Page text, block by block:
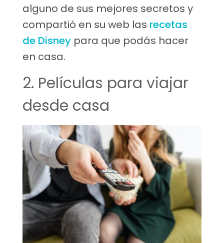
alguno de sus mejores secretos y
compartió en su web las recetas
de Disney para que podás hacer
en casa.
2. Películas para viajar
desde casa